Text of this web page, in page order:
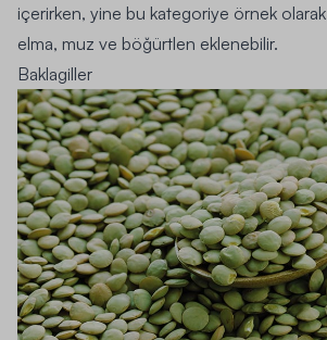
içerirken, yine bu kategoriye örnek olarak
elma, muz ve böğürtlen eklenebilir.
Baklagiller